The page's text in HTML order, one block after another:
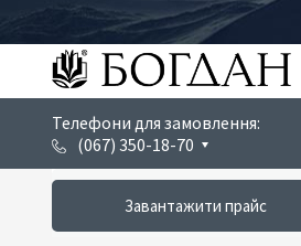
Телефони для замовлення:
(067) 350-18-70
Завантажити прайс